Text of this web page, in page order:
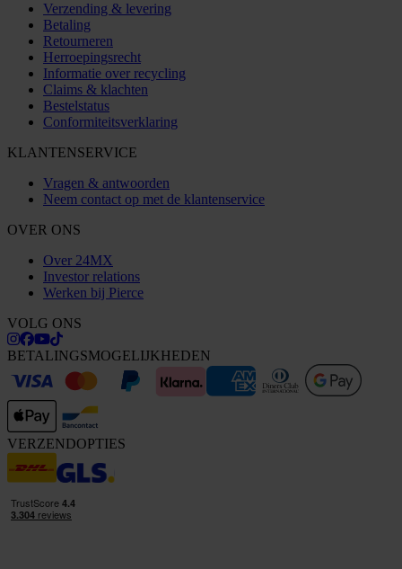
Verzending & levering
Betaling
Retourneren
Herroepingsrecht
Informatie over recycling
Claims & klachten
Bestelstatus
Conformiteitsverklaring
KLANTENSERVICE
Vragen & antwoorden
Neem contact op met de klantenservice
OVER ONS
Over 24MX
Investor relations
Werken bij Pierce
VOLG ONS
BETALINGSMOGELIJKHEDEN
VERZENDOPTIES